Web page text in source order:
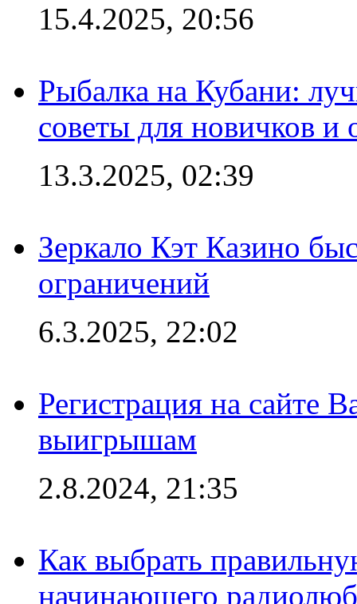
15.4.2025, 20:56
Рыбалка на Кубани:
советы для новичков
13.3.2025, 02:39
Зеркало Кэт Казино
ограничений
6.3.2025, 22:02
Регистрация на сайте
выигрышам
2.8.2024, 21:35
Как выбрать
начинающего